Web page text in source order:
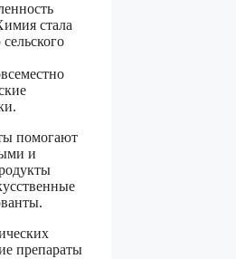
стала
помогают
и
препараты